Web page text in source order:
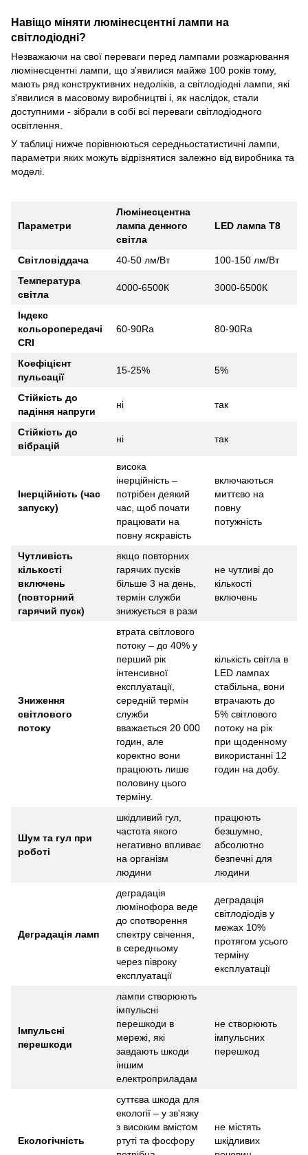
Навіщо міняти люмінесцентні лампи на
світлодіодні?
Незважаючи на свої переваги перед лампами розжарювання
люмінесцентні лампи, що з'явилися майже 100 років тому,
мають ряд конструктивних недоліків, а світлодіодні лампи, які
з'явилися в масовому виробництві і, як наслідок, стали
доступними - зібрали в собі всі переваги світлодіодного
освітлення.
У таблиці нижче порівнюються середньостатистичні лампи,
параметри яких можуть відрізнятися залежно від виробника та
моделі.
Параметри
Люмінесцентна
лампа денного
світла
LED лампа Т8
Світловіддача 40-50 лм/Вт
100-150 лм/Вт
Температура
світла
4000-6500К 3000-6500К
Індекс
кольоропередачі
CRI
60-90Ra 80-90Ra
Коефіцієнт
пульсації
15-25% 5%
Стійкість до
падіння напруги
ні так
Стійкість до
вібрацій
ні так
Інерційність (час
запуску)
висока
інерційність –
потрібен деякий
час, щоб почати
працювати на
повну яскравість
включаються
миттєво на
повну
потужність
Чутливість
кількості
включень
(повторний
гарячий пуск)
якщо повторних
гарячих пусків
більше 3 на день,
термін служби
знижується в рази
не чутливі до
кількості
включень
Зниження
світлового
потоку
втрата світлового
потоку – до 40% у
перший рік
інтенсивної
експлуатації,
середній термін
служби
вважається 20 000
годин, але
коректно вони
працюють лише
половину цього
терміну.
кількість світла в
LED лампах
стабільна, вони
втрачають до
5% світлового
потоку на рік
при щоденному
використанні 12
годин на добу.
Шум та гул при
роботі
шкідливий гул,
частота якого
негативно впливає
на організм
людини
працюють
безшумно,
абсолютно
безпечні для
людини
Деградація ламп
деградація
люмінофора веде
до спотворення
спектру свічення,
в середньому
через півроку
експлуатації
деградація
світлодіодів у
межах 10%
протягом усього
терміну
експлуатації
Імпульсні
перешкоди
лампи створюють
імпульсні
перешкоди в
мережі, які
завдають шкоди
іншим
електроприладам
не створюють
імпульсних
перешкод
Екологічність
суттєва шкода для
екології – у зв'язку
з високим вмістом
ртуті та фосфору
не містять
шкідливих